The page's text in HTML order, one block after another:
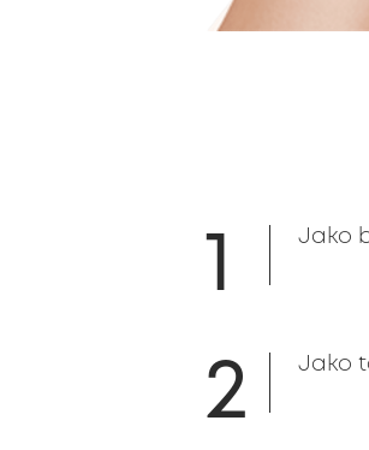
1 Jako
2 Jako